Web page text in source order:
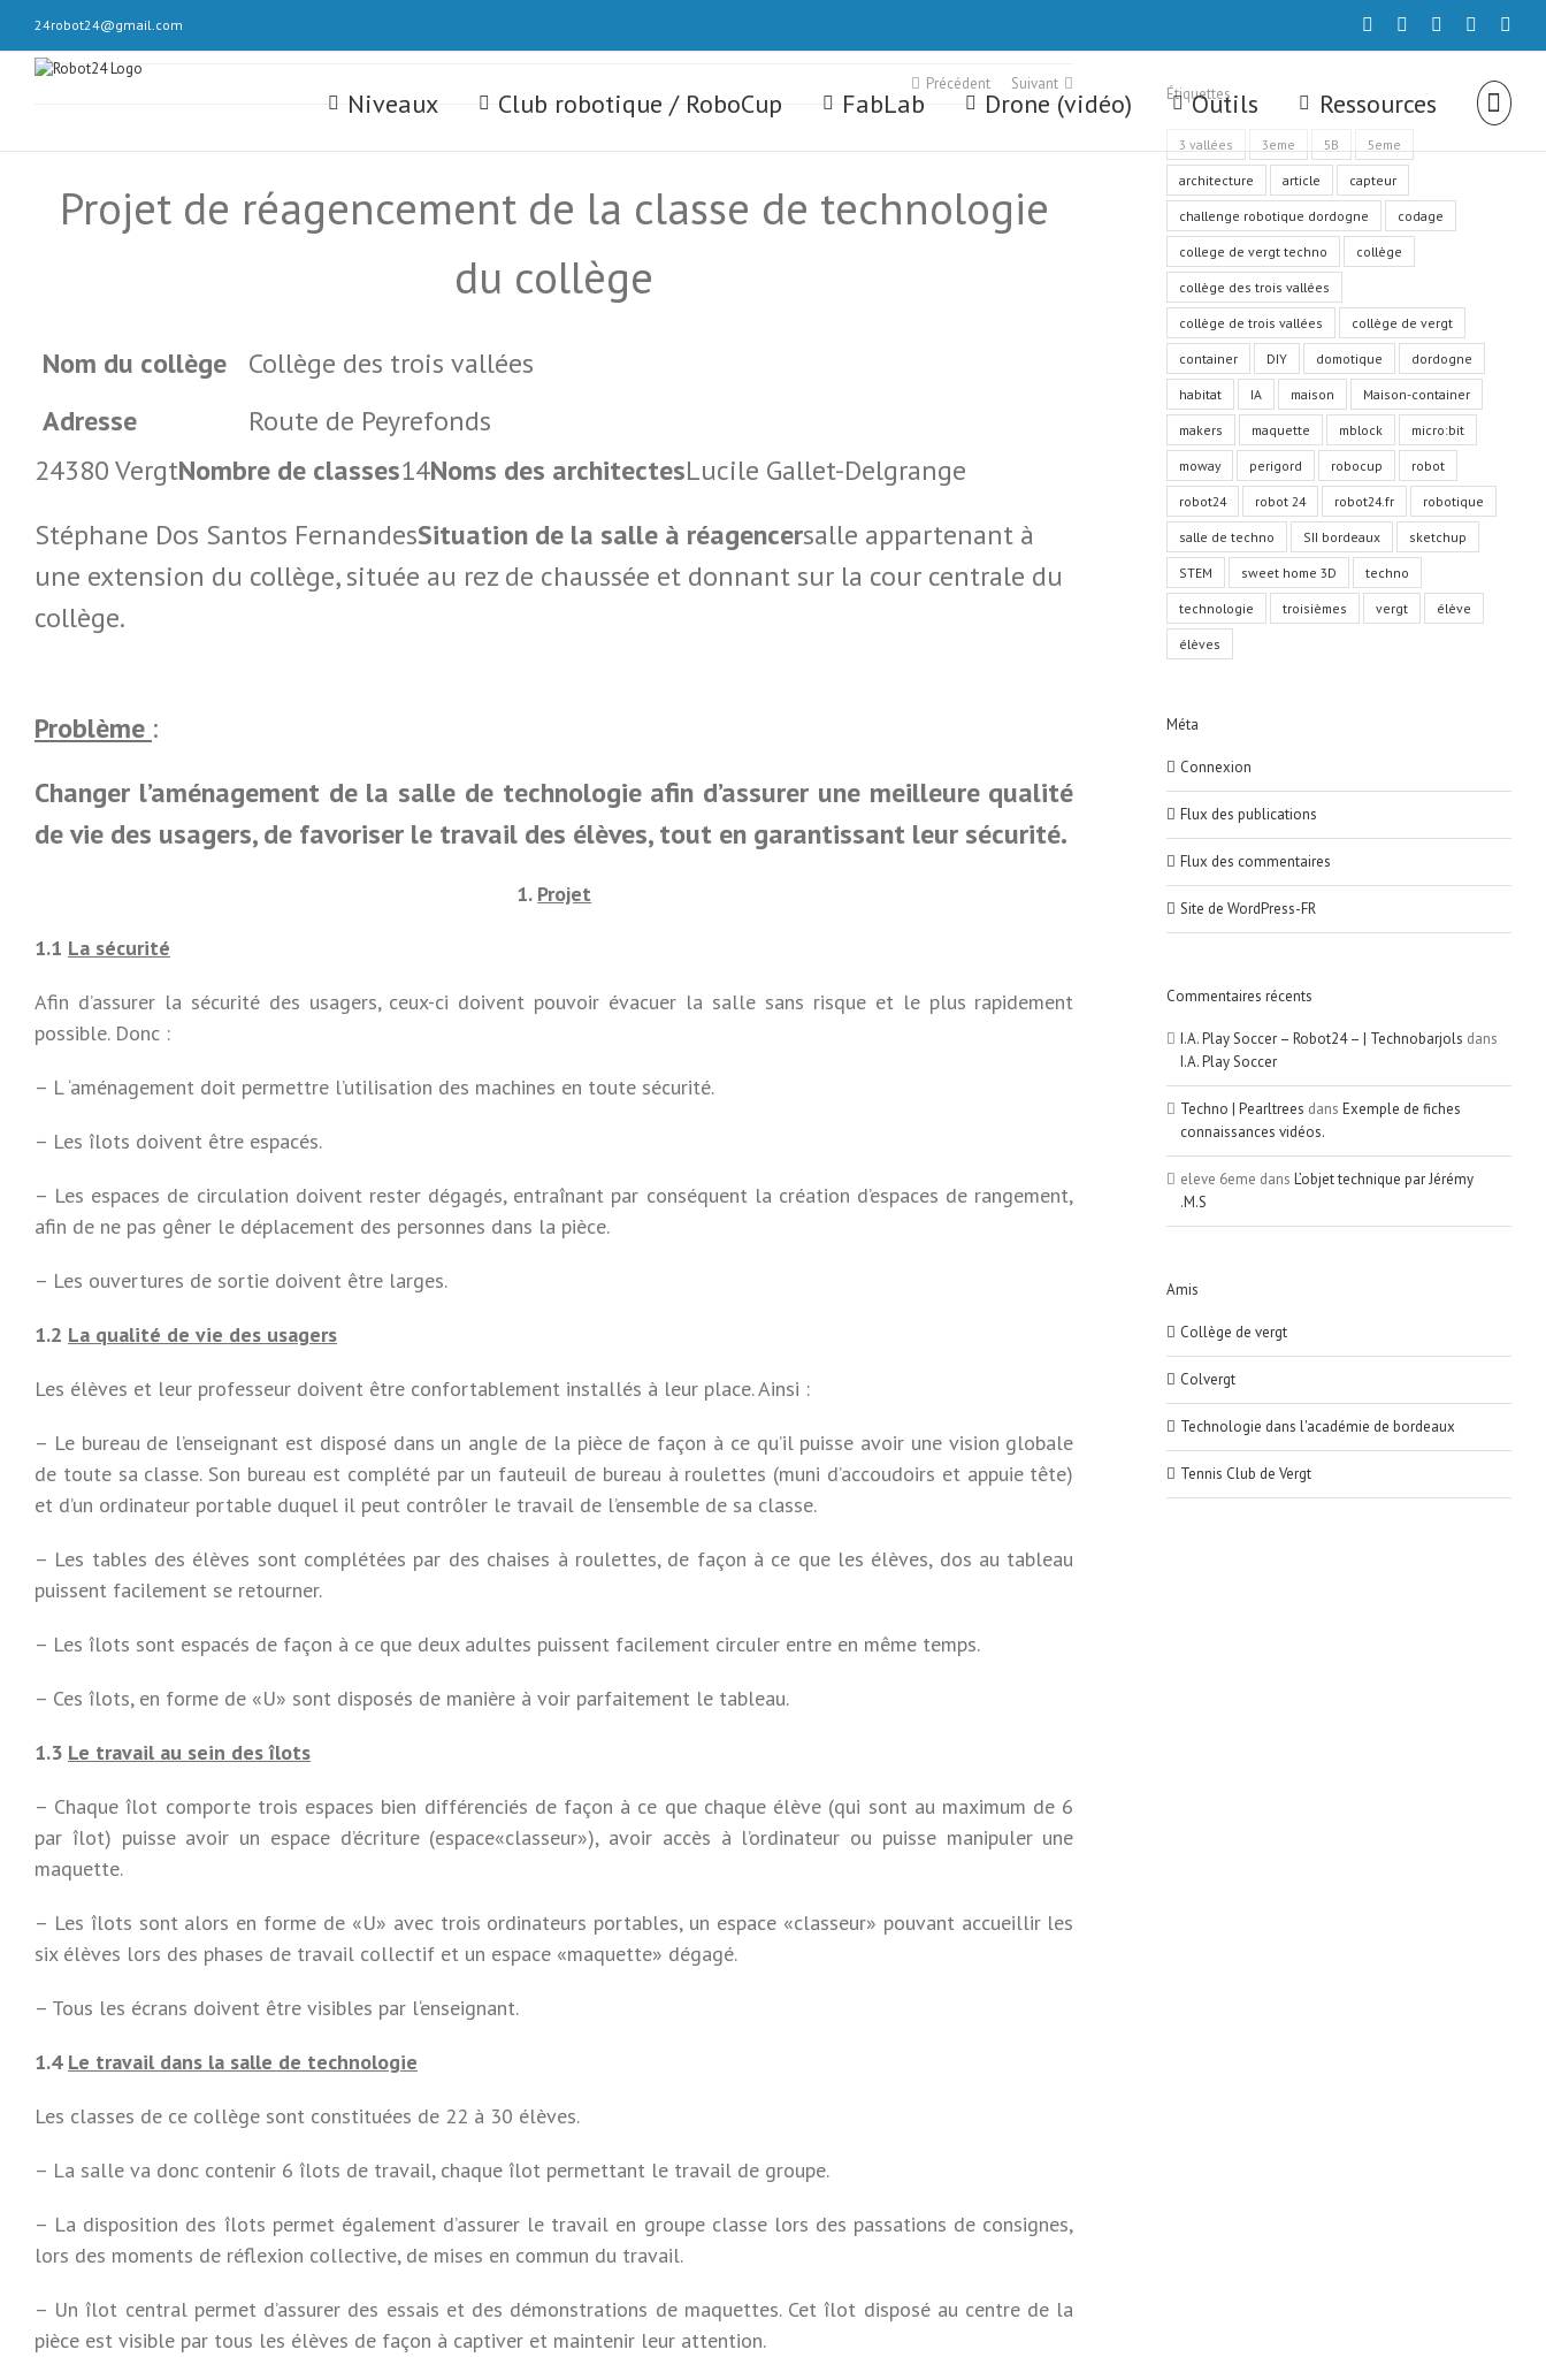
content
24robot24@gmail.com twitter youtubeflickr Email
Niveaux Club robotique / RoboCup FabLab Drone (vidéo) Outils Ressources
Précédent Suivant
Projet de réagencement de la classe de technologie
du collège
Nom du collège
Collège des trois vallées
Adresse
Route de Peyrefonds
24380 VergtNombre de classes14Noms des architectesLucile Gallet-Delgrange
Stéphane Dos Santos FernandesSituation de la salle à réagencersalle appartenant à
une extension du collège, située au rez de chaussée et donnant sur la cour centrale du
collège.
Problème :
Changer l’aménagement de la salle de technologie afin d’assurer une meilleure qualité
de vie des usagers, de favoriser le travail des élèves, tout en garantissant leur sécurité.
1. Projet
1.1 La sécurité
Afin d’assurer la sécurité des usagers, ceux-ci doivent pouvoir évacuer la salle sans risque et le plus rapidement
possible. Donc :
– L ‘aménagement doit permettre l’utilisation des machines en toute sécurité.
– Les îlots doivent être espacés.
– Les espaces de circulation doivent rester dégagés, entraînant par conséquent la création d’espaces de rangement,
afin de ne pas gêner le déplacement des personnes dans la pièce.
– Les ouvertures de sortie doivent être larges.
1.2 La qualité de vie des usagers
Les élèves et leur professeur doivent être confortablement installés à leur place. Ainsi :
– Le bureau de l’enseignant est disposé dans un angle de la pièce de façon à ce qu’il puisse avoir une vision globale
de toute sa classe. Son bureau est complété par un fauteuil de bureau à roulettes (muni d’accoudoirs et appuie tête)
et d’un ordinateur portable duquel il peut contrôler le travail de l’ensemble de sa classe.
– Les tables des élèves sont complétées par des chaises à roulettes, de façon à ce que les élèves, dos au tableau
puissent facilement se retourner.
– Les îlots sont espacés de façon à ce que deux adultes puissent facilement circuler entre en même temps.
– Ces îlots, en forme de «U» sont disposés de manière à voir parfaitement le tableau.
1.3 Le travail au sein des îlots
– Chaque îlot comporte trois espaces bien différenciés de façon à ce que chaque élève (qui sont au maximum de 6
par îlot) puisse avoir un espace d’écriture (espace«classeur»), avoir accès à l’ordinateur ou puisse manipuler une
maquette.
– Les îlots sont alors en forme de «U» avec trois ordinateurs portables, un espace «classeur» pouvant accueillir les
six élèves lors des phases de travail collectif et un espace «maquette» dégagé.
– Tous les écrans doivent être visibles par l‘enseignant.
1.4 Le travail dans la salle de technologie
Les classes de ce collège sont constituées de 22 à 30 élèves.
– La salle va donc contenir 6 îlots de travail, chaque îlot permettant le travail de groupe.
– La disposition des îlots permet également d’assurer le travail en groupe classe lors des passations de consignes,
lors des moments de réflexion collective, de mises en commun du travail.
– Un îlot central permet d’assurer des essais et des démonstrations de maquettes. Cet îlot disposé au centre de la
pièce est visible par tous les élèves de façon à captiver et maintenir leur attention.
Étiquettes
3 vallées 3eme 5B 5eme
architecture article capteur
challenge robotique dordogne codage
college de vergt techno collège
collège des trois vallées
collège de trois vallées collège de vergt
container DIY domotique dordogne
habitat IA maison Maison-container
makers maquette mblock micro:bit
moway perigord robocup robot
robot24 robot 24 robot24.fr robotique
salle de techno SII bordeaux sketchup
STEM sweet home 3D techno
technologie troisièmes vergt élève
élèves
Méta
Connexion
Flux des publications
Flux des commentaires
Site de WordPress-FR
Commentaires récents
I.A. Play Soccer – Robot24 – | Technobarjols dans
I.A. Play Soccer
Techno | Pearltrees dans Exemple de fiches
connaissances vidéos.
eleve 6eme dans L’objet technique par Jérémy
.M.S
Amis
Collège de vergt
Colvergt
Technologie dans l'académie de bordeaux
Tennis Club de Vergt